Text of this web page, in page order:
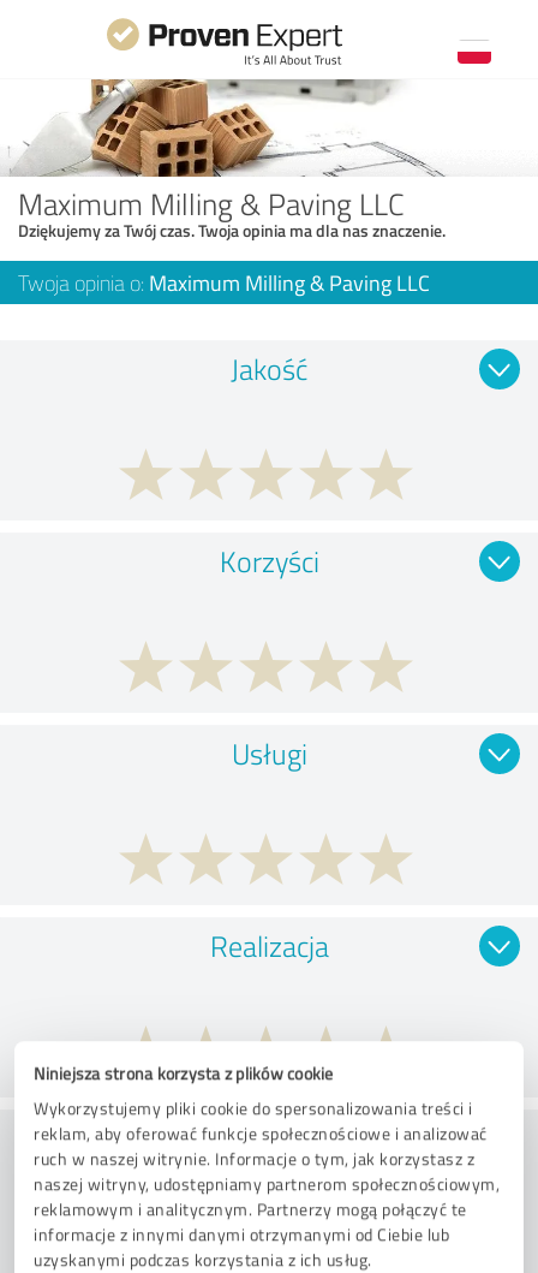
Niniejsza strona korzysta z plików cookie
Wykorzystujemy pliki cookie do spersonalizowania treści i
reklam, aby oferować funkcje społecznościowe i analizować
ruch w naszej witrynie. Informacje o tym, jak korzystasz z
naszej witryny, udostępniamy partnerom społecznościowym,
reklamowym i analitycznym. Partnerzy mogą połączyć te
informacje z innymi danymi otrzymanymi od Ciebie lub
uzyskanymi podczas korzystania z ich usług.
Maximum Milling & Paving LLC
Dziękujemy za Twój czas. Twoja opinia ma dla nas znaczenie.
Twoja opinia o: Maximum Milling & Paving LLC
Jakość
Korzyści
Usługi
Realizacja
Doradztwo